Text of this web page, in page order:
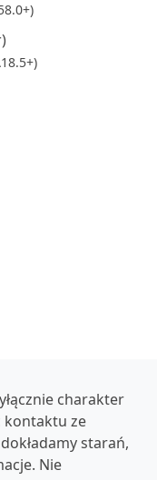
charakter
kontaktu ze
starań,
Nie